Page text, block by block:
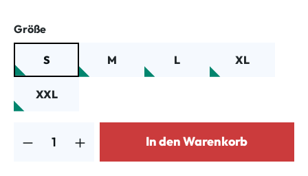
Größeauswählen
S M L XL
XXL
In den Warenkorb